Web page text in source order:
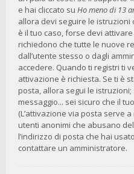
e hai cliccato su Ho meno di 13
allora devi seguire le istruzioni
è il tuo caso, forse devi
richiedono che tutte le nuove
dall’utente stesso o dagli
accedere. Quando ti registri ti
attivazione è richiesta. Se ti è
posta, allora segui le
messaggio... sei sicuro che il
(L’attivazione via posta serve
utenti anonimi che abusano
l’indirizzo di posta che hai
contattare un amministratore.